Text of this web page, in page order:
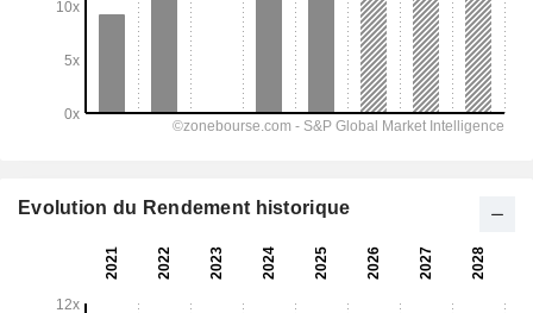
Evolution du Rendement historique